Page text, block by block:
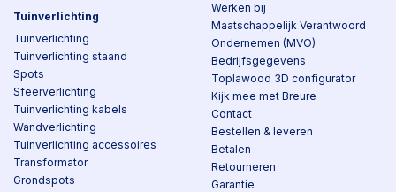
Tuinverlichting
Tuinverlichting
Tuinverlichting staand
Spots
Sfeerverlichting
Tuinverlichting kabels
Wandverlichting
Tuinverlichting accessoires
Transformator
Grondspots
Werken bij
Maatschappelijk Verantwoord
Ondernemen (MVO)
Bedrijfsgegevens
Toplawood 3D configurator
Kijk mee met Breure
Contact
Bestellen & leveren
Betalen
Retourneren
Garantie